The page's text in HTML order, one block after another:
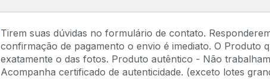
Tirem suas dúvidas no formulário de contato.
confirmação de pagamento o envio é imediato. O Produto
exatamente o das fotos. Produto autêntico - Não
Acompanha certificado de autenticidade. (exceto lotes